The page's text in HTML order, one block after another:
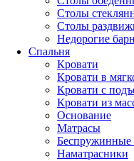
Столы
Столы
Недорогие
Спальня
Кровати
Кровати в
Кровати с
Кровати из
Основание
Матрасы
Беспружинные
Наматрасники